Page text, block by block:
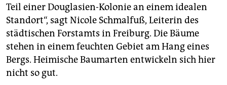
Teil einer Douglasien-Kolonie an einem idealen
Standort“, sagt Nicole Schmalfuß, Leiterin des
städtischen Forstamts in Freiburg. Die Bäume
stehen in einem feuchten Gebiet am Hang eines
Bergs. Heimische Baumarten entwickeln sich hier
nicht so gut.